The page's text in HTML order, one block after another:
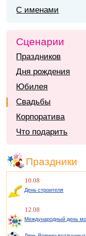
С именами
Сценарии
Праздников
Дня рождения
Юбилея
Свадьбы
Корпоратива
Что подарить
Праздники
10.08
День строителя
12.08
Международный день